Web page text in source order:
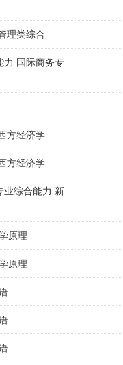
理类综合
力 国际商务专
方经济学
方经济学
业综合能力 新
原理
原理